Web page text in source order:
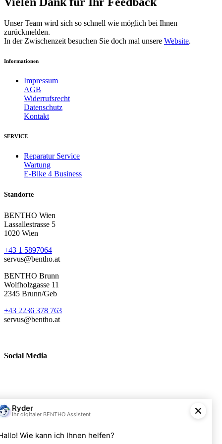
Unser Team wird sich so schnell wie möglich bei Ihnen
zurückmelden.
In der Zwischenzeit besuchen Sie doch mal unsere Website.
Informationen
Impressum
AGB
Widerrufsrecht
Datenschutz
Kontakt
SERVICE
Reparatur Service
Wartung
E-Bike 4 Business
Standorte
BENTHO Wien
Lassallestrasse 5
1020 Wien
+43 1 5897064
servus@bentho.at
BENTHO Brunn
Wolfholzgasse 11
2345 Brunn/Geb
+43 2236 378 763
servus@bentho.at
Social Media
BENTHO eMobility GmbH
Wolfholzgasse 11